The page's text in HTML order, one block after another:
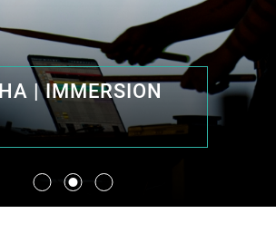
l'équipe
| IMMERSION